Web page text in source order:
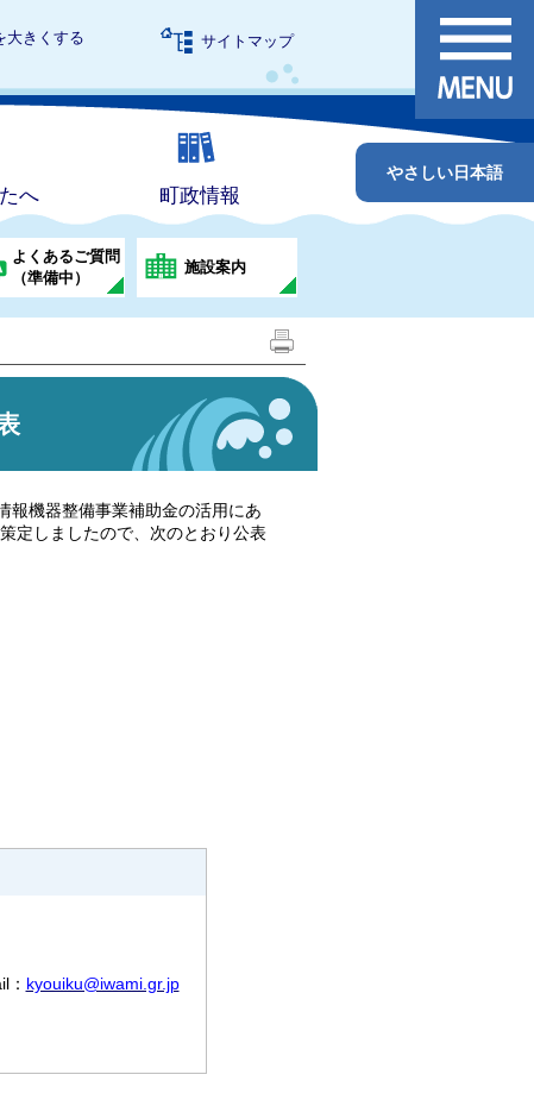
大きくする サイトマップ
へ 町政情報
やさしい日本語
よくあるご質問
（準備中）
施設案内
機器整備事業補助金の活用にあ
定しましたので、次のとおり公表
： kyouiku@iwami.gr.jp